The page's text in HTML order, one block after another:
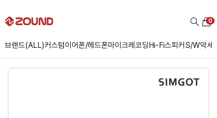
브랜드(ALL)커스텀이어폰/헤드폰마이크레코딩Hi-Fi스피커S/W악세
0